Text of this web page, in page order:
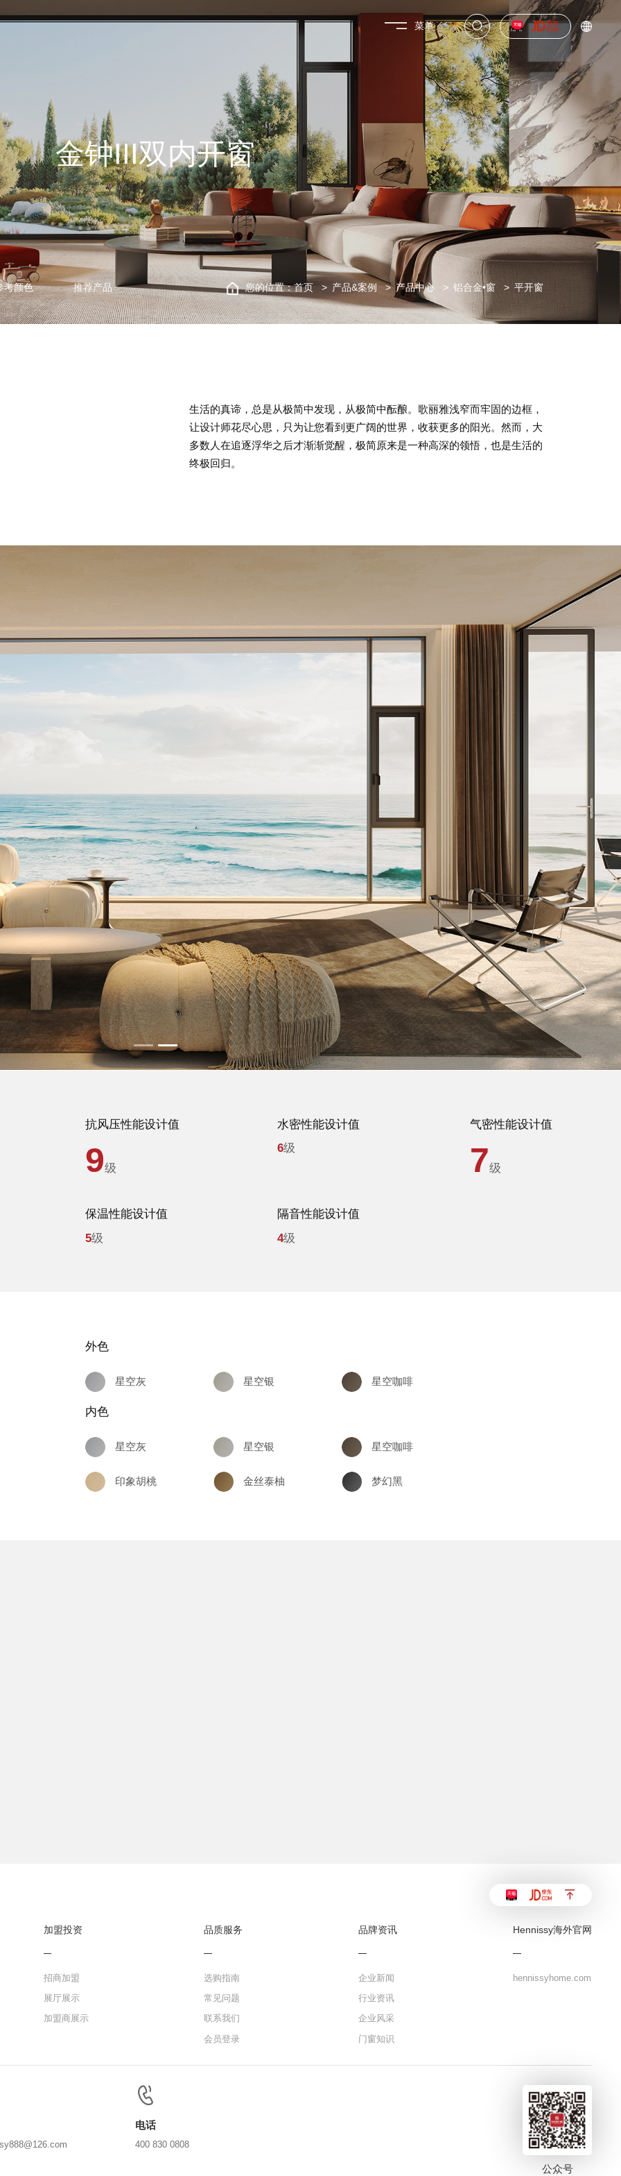
菜单
品质服务
品牌资讯
金钟III双内开窗
考颜色 推荐产品 您的位置：首页 产品&案例 产品中心 铝合金•窗 平开窗
生活的真谛，总是从极简中发现，从极简中酝酿。歌丽雅浅窄而牢固的边框，
让设计师花尽心思，只为让您看到更广阔的世界，收获更多的阳光。然而，大
多数人在追逐浮华之后才渐渐觉醒，极简原来是一种高深的领悟，也是生活的
终极回归。
抗风压性能设计值
9级
水密性能设计值
6级
气密性能设计值
7级
保温性能设计值
5级
隔音性能设计值
4级
外色
星空灰 星空银 星空咖啡
内色
星空灰 星空银 星空咖啡
印象胡桃 金丝泰柚 梦幻黑
加盟投资
招商加盟
展厅展示
加盟商展示
品质服务
选购指南
常见问题
联系我们
会员登录
品牌资讯
企业新闻
行业资讯
企业风采
门窗知识
Hennissy海外官网
hennissyhome.com
电话
400 830 0808
公众号